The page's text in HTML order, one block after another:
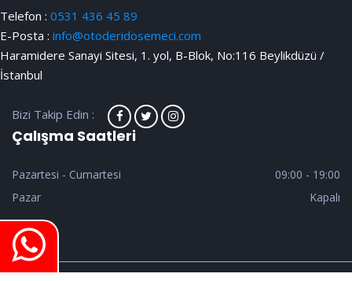
Telefon : 0531 436 45 89
E-Posta : info@otoderidosemeci.com
Haramidere Sanayi Sitesi, 1. yol, B-Blok, No:116 Beylikdüzü /
İstanbul
Bizi Takip Edin :
Çalışma Saatleri
Pazartesi - Cumartesi
09:00 - 19:00
Pazar
Kapalı